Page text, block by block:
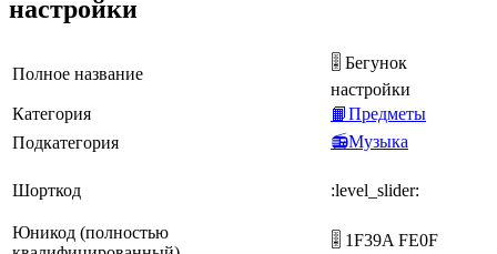
настройки
Полное название
🎚️ Бегунок
настройки
Категория
📙Предметы
Подкатегория
📻Музыка
Шорткод :level_slider:
Юникод (полностью
🎚️ 1F39A FE0F